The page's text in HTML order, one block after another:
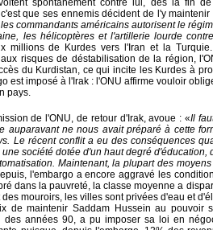
spontanément contre lui, dès la fin
que ses ennemis décident de l'y maintenir
commandants américains autorisent le
les hélicoptères et l'artillerie lourde
millions de Kurdes vers l'Iran et la
risques de déstabilisation de la région,
du Kurdistan, ce qui incite les Kurdes à
est imposé à l'Irak : l'ONU affirme vouloir
pays.
de l'ONU, de retour d'Irak, avoue : «Il
auparavant ne nous avait préparé à cette
Le récent conflit a eu des conséquences
société dotée d'un haut degré d'éducation,
Maintenant, la plupart des
l'embargo a encore aggravé les
dans la pauvreté, la classe moyenne a
mouroirs, les villes sont privées d'eau et
de maintenir Saddam Hussein au pouvoir
des années 90, a pu imposer sa loi en